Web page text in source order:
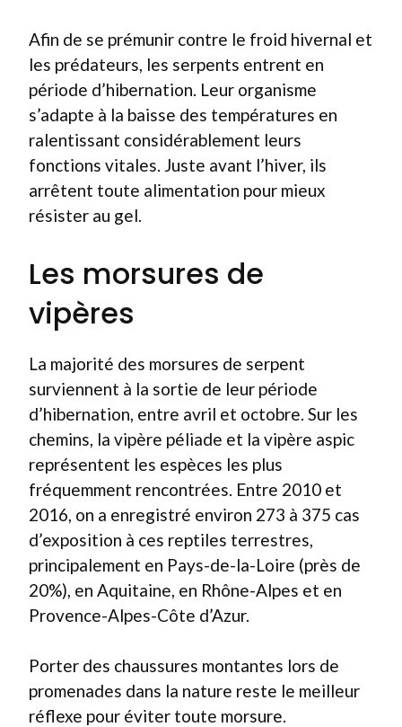
Afin de se prémunir contre le froid hivernal et
les prédateurs, les serpents entrent en
période d’hibernation. Leur organisme
s’adapte à la baisse des températures en
ralentissant considérablement leurs
fonctions vitales. Juste avant l’hiver, ils
arrêtent toute alimentation pour mieux
résister au gel.
Les morsures de
vipères
La majorité des morsures de serpent
surviennent à la sortie de leur période
d’hibernation, entre avril et octobre. Sur les
chemins, la vipère péliade et la vipère aspic
représentent les espèces les plus
fréquemment rencontrées. Entre 2010 et
2016, on a enregistré environ 273 à 375 cas
d’exposition à ces reptiles terrestres,
principalement en Pays-de-la-Loire (près de
20%), en Aquitaine, en Rhône-Alpes et en
Provence-Alpes-Côte d’Azur.
Porter des chaussures montantes lors de
promenades dans la nature reste le meilleur
réflexe pour éviter toute morsure.